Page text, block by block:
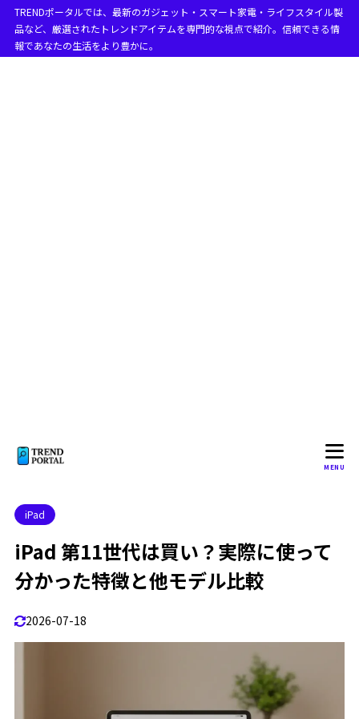
TRENDポータルでは、最新のガジェット・スマート家電・ライフスタイル製
品など、厳選されたトレンドアイテムを専門的な視点で紹介。信頼できる情
報であなたの生活をより豊かに。
MENU
iPad
iPad 第11世代は買い？実際に使って
分かった特徴と他モデル比較
2026-07-18